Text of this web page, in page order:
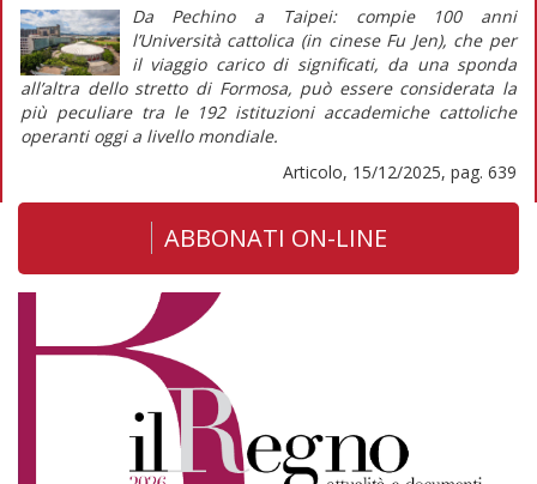
Da Pechino a Taipei: compie 100 anni
l’Università cattolica (in cinese Fu Jen), che per
il viaggiocarico di significati, da una sponda
all’altra dello stretto di Formosa, può essere considerata la
più peculiare tra le 192 istituzioni accademiche cattoliche
operanti oggi a livello mondiale.
Articolo, 15/12/2025, pag. 639
ABBONATI ON-LINE